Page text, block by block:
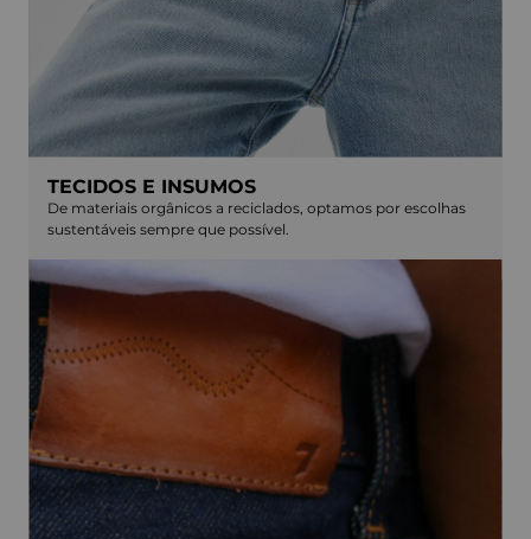
TECIDOS E INSUMOS
De materiais orgânicos a reciclados, optamos por escolhas
sustentáveis sempre que possível.